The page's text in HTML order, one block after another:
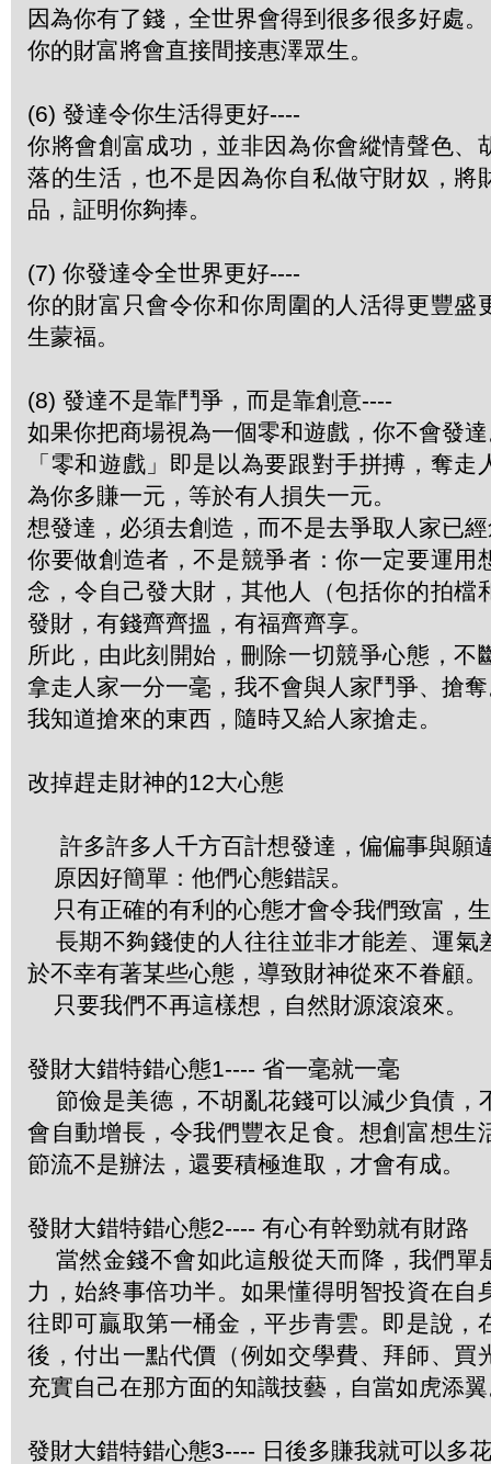
因為你有了錢，全世界會得到很多很多好處。
你的財富將會直接間接惠澤眾生。
(6) 發達令你生活得更好----
你將會創富成功，並非因為你會縱情聲色、
落的生活，也不是因為你自私做守財奴，將
品，証明你夠捧。
(7) 你發達令全世界更好----
你的財富只會令你和你周圍的人活得更豐盛
生蒙福。
(8) 發達不是靠鬥爭，而是靠創意----
如果你把商場視為一個零和遊戲，你不會發
「零和遊戲」即是以為要跟對手拼搏，奪走
為你多賺一元，等於有人損失一元。
想發達，必須去創造，而不是去爭取人家已
你要做創造者，不是競爭者：你一定要運用
念，令自己發大財，其他人（包括你的拍檔
發財，有錢齊齊搵，有福齊齊享。
所此，由此刻開始，刪除一切競爭心態，不
拿走人家一分一毫，我不會與人家鬥爭、搶
我知道搶來的東西，隨時又給人家搶走。
改掉趕走財神的12大心態
許多許多人千方百計想發達，偏偏事與願
原因好簡單：他們心態錯誤。
只有正確的有利的心態才會令我們致富，
長期不夠錢使的人往往並非才能差、運氣
於不幸有著某些心態，導致財神從來不眷顧。
只要我們不再這樣想，自然財源滾滾來。
發財大錯特錯心態1---- 省一毫就一毫
節儉是美德，不胡亂花錢可以減少負債，
會自動增長，令我們豐衣足食。想創富想生
節流不是辦法，還要積極進取，才會有成。
發財大錯特錯心態2---- 有心有幹勁就有財路
當然金錢不會如此這般從天而降，我們單
力，始終事倍功半。如果懂得明智投資在自
往即可贏取第一桶金，平步青雲。即是說，
後，付出一點代價（例如交學費、拜師、買
充實自己在那方面的知識技藝，自當如虎添
發財大錯特錯心態3---- 日後多賺我就可以多